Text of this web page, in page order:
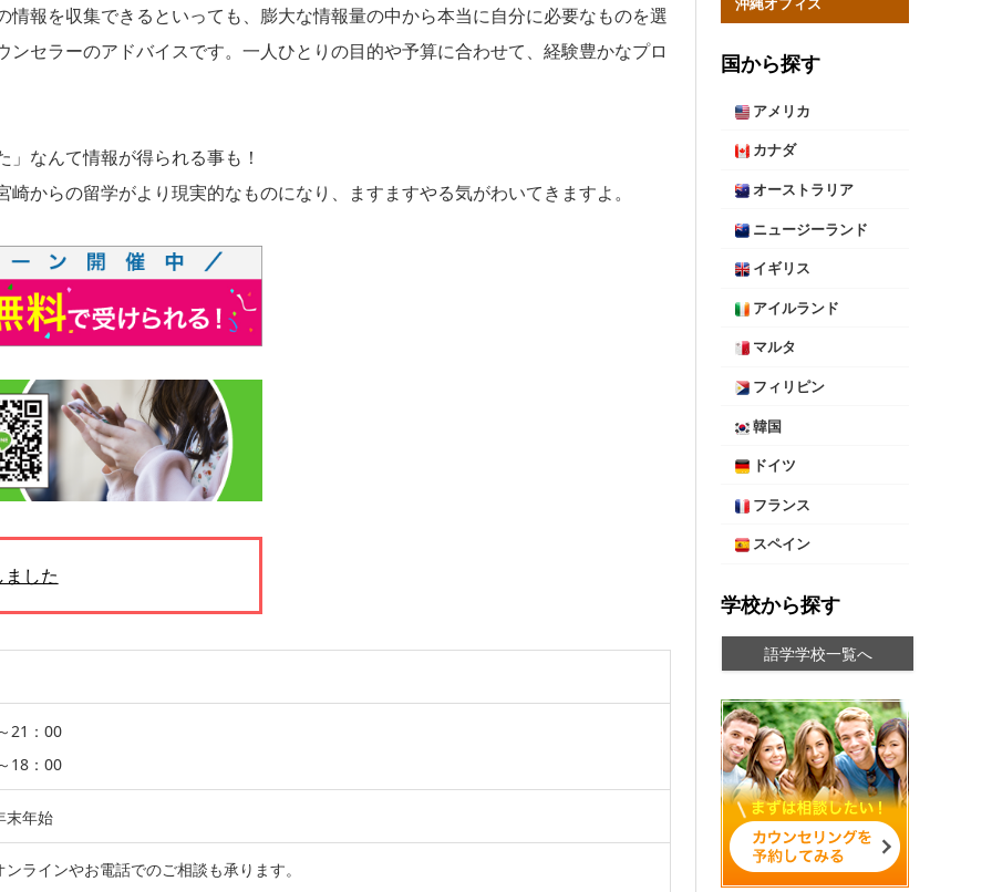
報を収集できるといっても、膨大な情報量の中から本当に自分に必要なものを選
セラーのアドバイスです。一人ひとりの目的や予算に合わせて、経験豊かなプロ
なんて情報が得られる事も！
からの留学がより現実的なものになり、ますますやる気がわいてきますよ。
した
21：00
：00
末年始
ラインやお電話でのご相談も承ります。
沖縄オフィス
国から探す
アメリカ
カナダ
オーストラリア
ニュージーランド
イギリス
アイルランド
マルタ
フィリピン
韓国
ドイツ
フランス
スペイン
学校から探す
語学学校一覧へ